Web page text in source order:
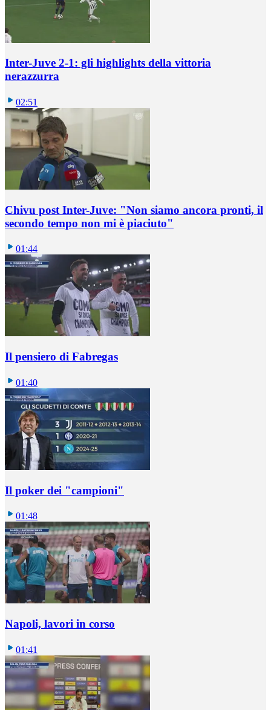
Inter-Juve 2-1: gli highlights della vittoria
nerazzurra
02:51
Chivu post Inter-Juve: "Non siamo ancora pronti, il
secondo tempo non mi è piaciuto"
01:44
Il pensiero di Fabregas
01:40
Il poker dei "campioni"
01:48
Napoli, lavori in corso
01:41